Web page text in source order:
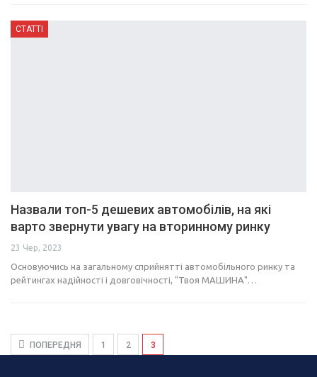
СТАТТІ
Назвали топ-5 дешевих автомобілів, на які
варто звернути увагу на вторинному ринку
23 Чер, 2023
Основуючись на загальному сприйнятті автомобільного ринку та
рейтингах надійності і довговічності, "Твоя МАШИНА"…
ПОПЕРЕДНЯ 1 2 3